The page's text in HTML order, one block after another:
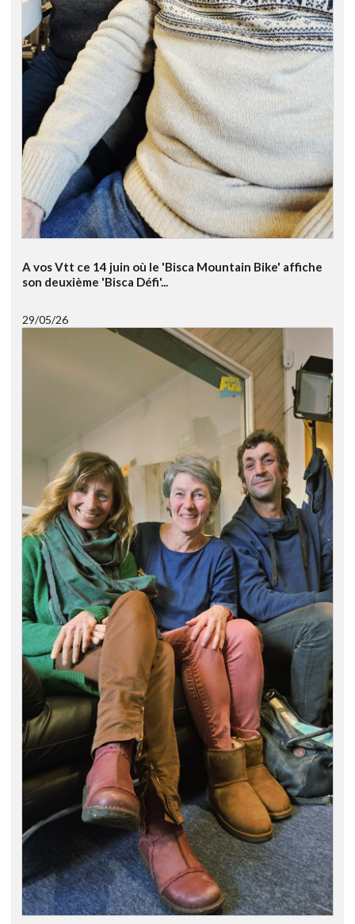
A vos Vtt ce 14 juin où le 'Bisca Mountain Bike' affiche
son deuxième 'Bisca Défi'...
29/05/26